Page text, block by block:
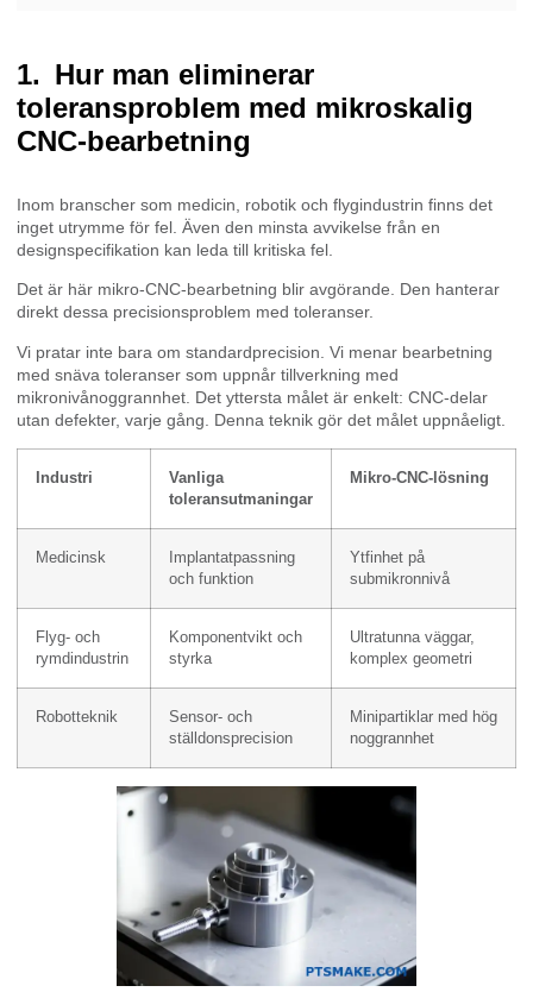
Hur man eliminerar
toleransproblem med mikroskalig
CNC-bearbetning
Inom branscher som medicin, robotik och flygindustrin finns det
inget utrymme för fel. Även den minsta avvikelse från en
designspecifikation kan leda till kritiska fel.
Det är här mikro-CNC-bearbetning blir avgörande. Den hanterar
direkt dessa precisionsproblem med toleranser.
Vi pratar inte bara om standardprecision. Vi menar bearbetning
med snäva toleranser som uppnår tillverkning med
mikronivånoggrannhet. Det yttersta målet är enkelt: CNC-delar
utan defekter, varje gång. Denna teknik gör det målet uppnåeligt.
Industri
Vanliga
toleransutmaningar
Mikro-CNC-lösning
Medicinsk
Implantatpassning
och funktion
Ytfinhet på
submikronnivå
Flyg- och
rymdindustrin
Komponentvikt och
styrka
Ultratunna väggar,
komplex geometri
Robotteknik
Sensor- och
ställdonsprecision
Minipartiklar med hög
noggrannhet